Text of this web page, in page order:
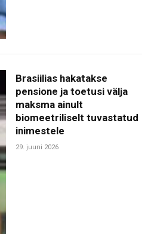
Brasiilias hakatakse
pensione ja toetusi välja
maksma ainult
biomeetriliselt tuvastatud
inimestele
29. juuni 2026